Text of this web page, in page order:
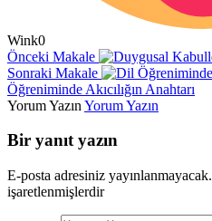
Wink0
Önceki Makale
Sonraki Makale
Öğreniminde Akıcılığın Anahtarı
Yorum Yazın Yorum Yazın
Bir yanıt yazın
E-posta adresiniz yayınlanmayacak.
işaretlenmişlerdir